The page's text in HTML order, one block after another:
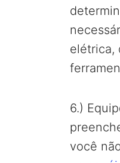
elétrica,
6.)
você